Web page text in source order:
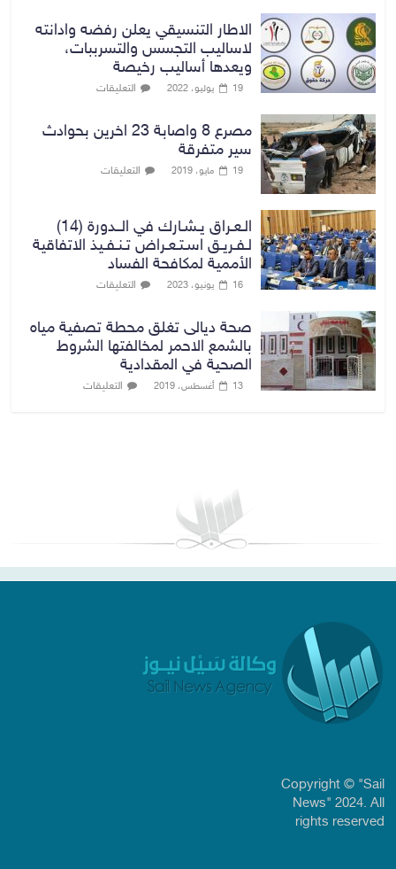
الاطار التنسيقي يعلن رفضه وادانته
لاساليب التجسس والتسرببات،
ويعدها أساليب رخيصة
19 يوليو، 2022 التعليقات
مصرع 8 واصابة 23 اخرين بحوادث
سير متفرقة
19 مايو، 2019 التعليقات
الـعـراق يـشـارك في الــدورة (14)
لـفـريـق اسـتـعـراض تـنـفـيذ الاتفاقية
الأممية لمكافحة الفساد
16 يونيو، 2023 التعليقات
صحة ديالى تغلق محطة تصفية مياه
بالشمع الاحمر لمخالفتها الشروط
الصحية في المقدادية
13 أغسطس، 2019 التعليقات
Copyright © "Sail
News" 2024. All
rights reserved